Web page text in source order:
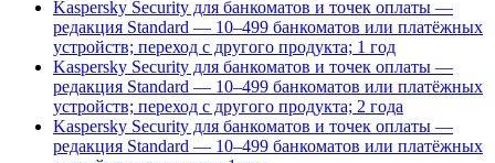
Kaspersky Security для банкоматов и точек оплаты —
редакция Standard — 10–499 банкоматов или платёжных
устройств; переход с другого продукта; 1 год
Kaspersky Security для банкоматов и точек оплаты —
редакция Standard — 10–499 банкоматов или платёжных
устройств; переход с другого продукта; 2 года
Kaspersky Security для банкоматов и точек оплаты —
редакция Standard — 10–499 банкоматов или платёжных